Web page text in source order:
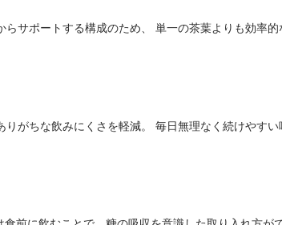
サポートする構成のため、 単一の茶葉よりも効率的
がちな飲みにくさを軽減。 毎日無理なく続けやす